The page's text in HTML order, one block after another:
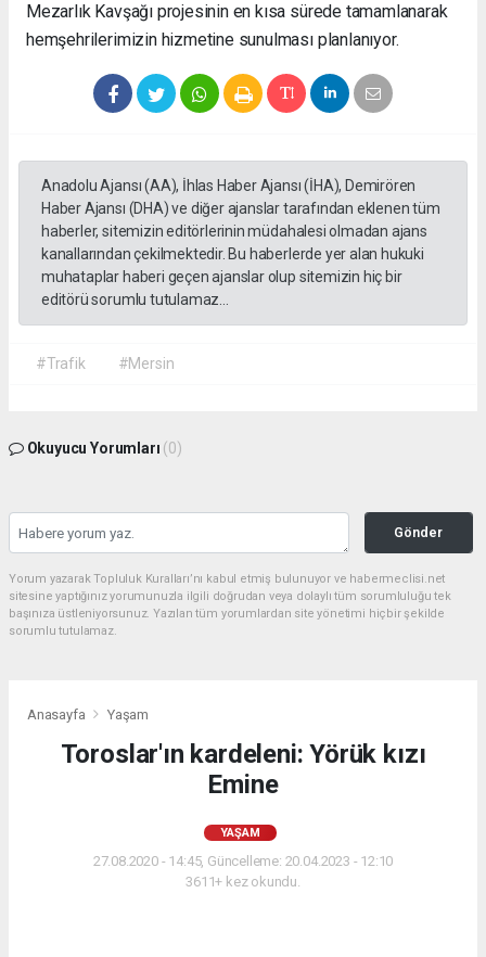
Mezarlık Kavşağı projesinin en kısa sürede tamamlanarak
hemşehrilerimizin hizmetine sunulması planlanıyor.
Anadolu Ajansı (AA), İhlas Haber Ajansı (İHA), Demirören
Haber Ajansı (DHA) ve diğer ajanslar tarafından eklenen tüm
haberler, sitemizin editörlerinin müdahalesi olmadan ajans
kanallarından çekilmektedir. Bu haberlerde yer alan hukuki
muhataplar haberi geçen ajanslar olup sitemizin hiç bir
editörü sorumlu tutulamaz...
#Trafik #Mersin
Okuyucu Yorumları (0)
Gönder
Yorum yazarak Topluluk Kuralları’nı kabul etmiş bulunuyor ve habermeclisi.net
sitesine yaptığınız yorumunuzla ilgili doğrudan veya dolaylı tüm sorumluluğu tek
başınıza üstleniyorsunuz. Yazılan tüm yorumlardan site yönetimi hiçbir şekilde
sorumlu tutulamaz.
Anasayfa Yaşam
Toroslar'ın kardeleni: Yörük kızı
Emine
YAŞAM
27.08.2020 - 14:45, Güncelleme: 20.04.2023 - 12:10
3611+ kez okundu.